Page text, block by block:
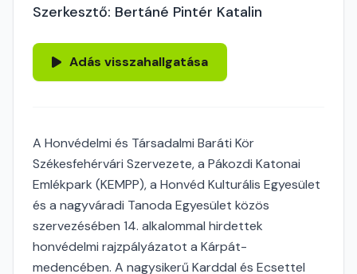
Szerkesztő: Bertáné Pintér Katalin
Adás visszahallgatása
A Honvédelmi és Társadalmi Baráti Kör
Székesfehérvári Szervezete, a Pákozdi Katonai
Emlékpark (KEMPP), a Honvéd Kulturális Egyesület
és a nagyváradi Tanoda Egyesület közös
szervezésében 14. alkalommal hirdettek
honvédelmi rajzpályázatot a Kárpát-
medencében. A nagysikerű Karddal és Ecsettel